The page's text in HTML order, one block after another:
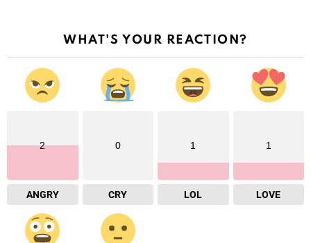
WHAT'S YOUR REACTION?
2
ANGRY
0
CRY
1
LOL
1
LOVE